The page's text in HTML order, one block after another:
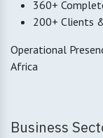
360+
200+ Clients
Operational
Africa
Business